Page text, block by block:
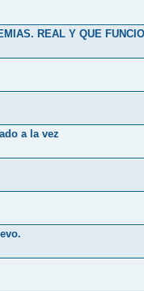
REAL Y QUE
a la vez